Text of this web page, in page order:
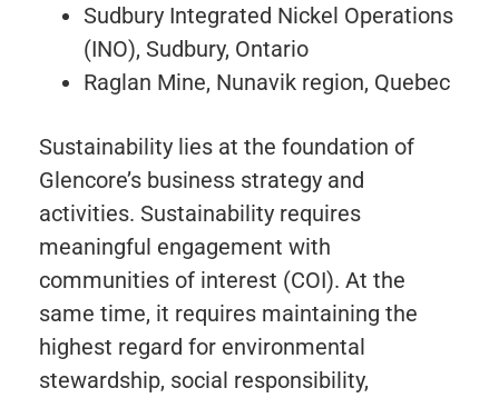
Sudbury Integrated Nickel Operations
(INO), Sudbury, Ontario
Raglan Mine, Nunavik region, Quebec
Sustainability lies at the foundation of
Glencore’s business strategy and
activities. Sustainability requires
meaningful engagement with
communities of interest (COI). At the
same time, it requires maintaining the
highest regard for environmental
stewardship, social responsibility,